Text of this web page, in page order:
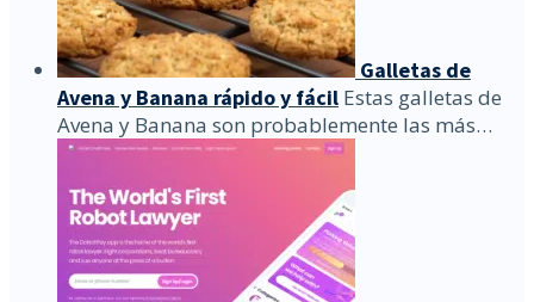
Galletas de
Avena y Banana rápido y fácil Estas galletas de
Avena y Banana son probablemente las más…